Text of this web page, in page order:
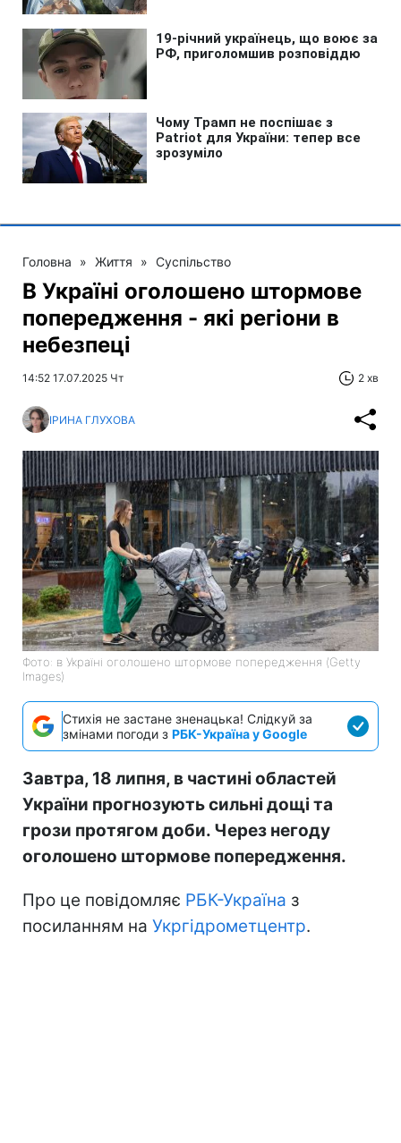
Головна » Життя » Суспільство
В Україні оголошено штормове
попередження - які регіони в
небезпеці
14:52 17.07.2025 Чт 2 хв
ІРИНА ГЛУХОВА
Фото: в Україні оголошено штормове попередження (Getty
Images)
Стихія не застане зненацька! Слідкуй за
змінами погоди з РБК-Україна у Google
Завтра, 18 липня, в частині областей
України прогнозують сильні дощі та
грози протягом доби. Через негоду
оголошено штормове попередження.
Про це повідомляє РБК-Україна з
посиланням на Укргідрометцентр.